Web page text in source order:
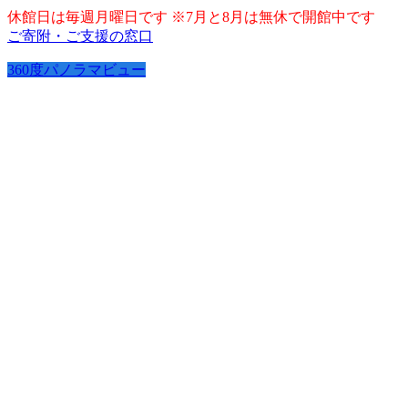
休館日は毎週月曜日です ※7月と8月は無休で開館中です
ご寄附・ご支援の窓口
360度パノラマビュー